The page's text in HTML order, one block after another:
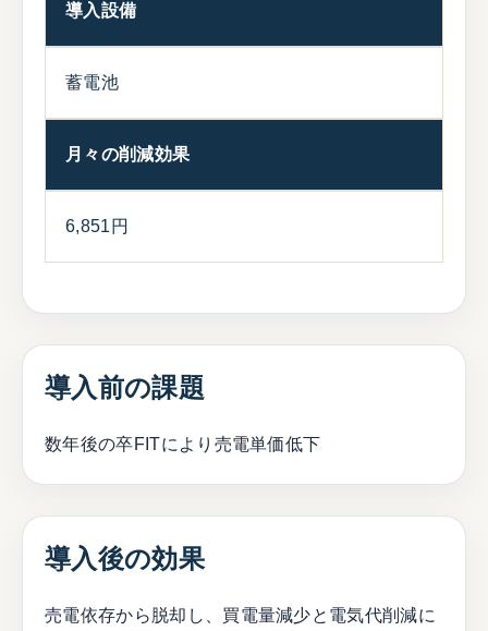
導入設備
蓄電池
月々の削減効果
6,851円
導入前の課題
数年後の卒FITにより売電単価低下
導入後の効果
売電依存から脱却し、買電量減少と電気代削減に